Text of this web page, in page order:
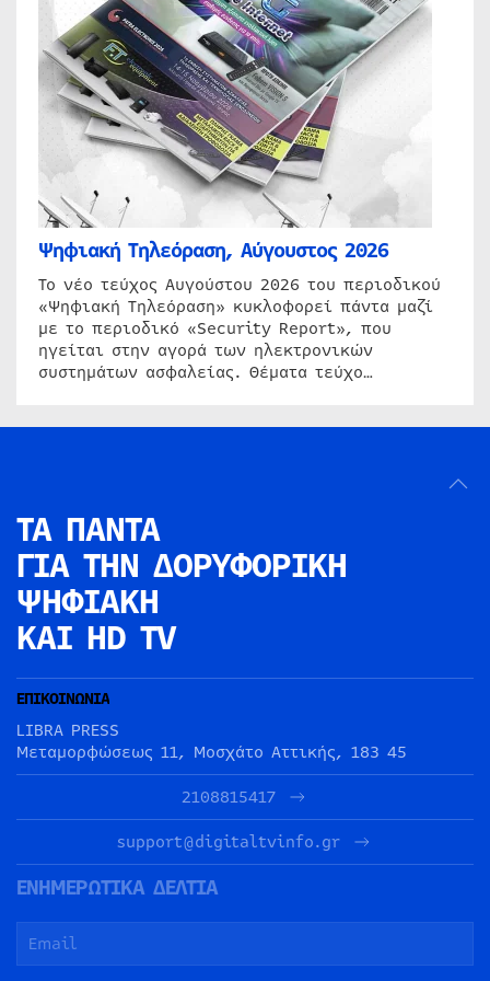
Ψηφιακή Τηλεόραση, Αύγουστος 2026
Το νέο τεύχος Αυγούστου 2026 του περιοδικού
«Ψηφιακή Τηλεόραση» κυκλοφορεί πάντα μαζί
με το περιοδικό «Security Report», που
ηγείται στην αγορά των ηλεκτρονικών
συστημάτων ασφαλείας. Θέματα τεύχο…
ΤΑ ΠΑΝΤΑ
ΓΙΑ ΤΗΝ ΔΟΡΥΦΟΡΙΚΗ
ΨΗΦΙΑΚΗ
ΚΑΙ HD TV
ΕΠΙΚΟΙΝΩΝΙΑ
LIBRA PRESS
Μεταμορφώσεως 11, Μοσχάτο Αττικής, 183 45
2108815417
support@digitaltvinfo.gr
ΕΝΗΜΕΡΩΤΙΚΑ ΔΕΛΤΙΑ